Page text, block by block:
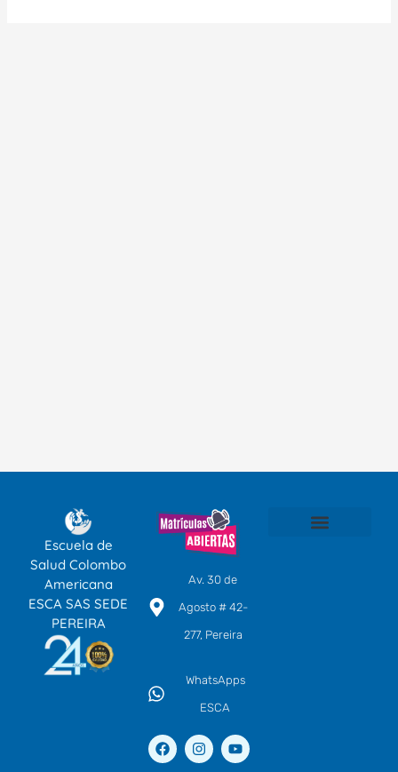
Escuela de
Salud Colombo
Americana
ESCA SAS SEDE
PEREIRA
Av. 30 de
Agosto # 42-
277, Pereira
WhatsApps
ESCA
F
a
I
n
Y
o